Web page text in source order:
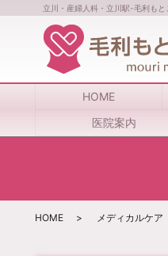
立川・産婦人科・立川駅-毛利も
HOME
医院案内
HOME メディカルケア